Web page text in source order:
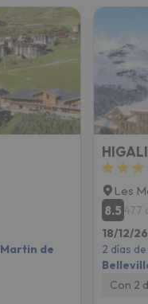
de
Les
8.5 477
18/12/
2 días
Con 2